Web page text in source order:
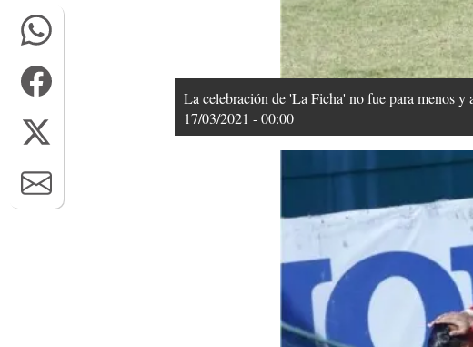
La celebración de 'La Ficha' no fue para menos
17/03/2021 - 00:00